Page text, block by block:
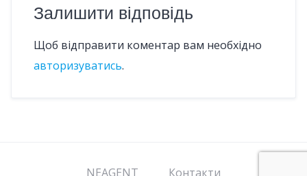
Залишити відповідь
Щоб відправити коментар вам необхідно
авторизуватись.
NEAGENT Контакти